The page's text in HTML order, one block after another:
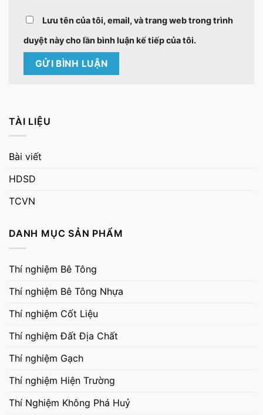
TÀI LIỆU
Bài viết
HDSD
TCVN
DANH MỤC SẢN PHẨM
Thí nghiệm Bê Tông
Thí nghiệm Bê Tông Nhựa
Thí nghiệm Cốt Liệu
Thí nghiệm Đất Địa Chất
Thí nghiệm Gạch
Thí nghiệm Hiện Trường
Thí Nghiệm Không Phá Huỷ
Lưu tên của tôi, email, và trang web trong trình
duyệt này cho lần bình luận kế tiếp của tôi.